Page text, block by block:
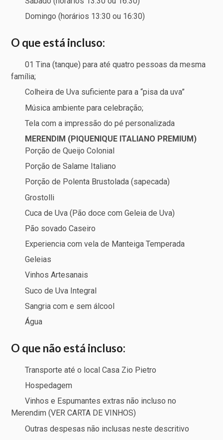
Domingo (horários 13:30 ou 16:30)
O que está incluso:
01 Tina (tanque) para até quatro pessoas da mesma
família;
Colheira de Uva suficiente para a “pisa da uva”
Música ambiente para celebração;
Tela com a impressão do pé personalizada
MERENDIM (PIQUENIQUE ITALIANO PREMIUM)
Porção de Queijo Colonial
Porção de Salame Italiano
Porção de Polenta Brustolada (sapecada)
Grostolli
Cuca de Uva (Pão doce com Geleia de Uva)
Pão sovado Caseiro
Experiencia com vela de Manteiga Temperada
Geleias
Vinhos Artesanais
Suco de Uva Integral
Sangria com e sem álcool
Água
O que não está incluso:
Transporte até o local Casa Zio Pietro
Hospedagem
Vinhos e Espumantes extras não incluso no
Merendim (VER CARTA DE VINHOS)
Outras despesas não inclusas neste descritivo